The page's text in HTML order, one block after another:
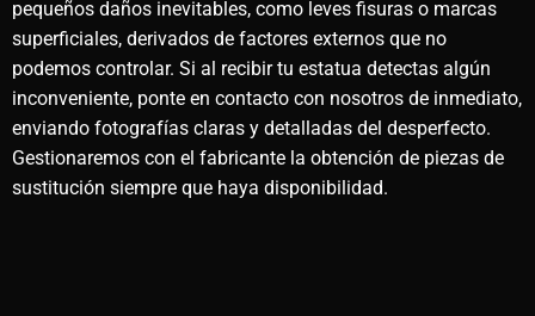
pequeños daños inevitables, como leves fisuras o marcas
superficiales, derivados de factores externos que no
podemos controlar. Si al recibir tu estatua detectas algún
inconveniente, ponte en contacto con nosotros de inmediato,
enviando fotografías claras y detalladas del desperfecto.
Gestionaremos con el fabricante la obtención de piezas de
sustitución siempre que haya disponibilidad.